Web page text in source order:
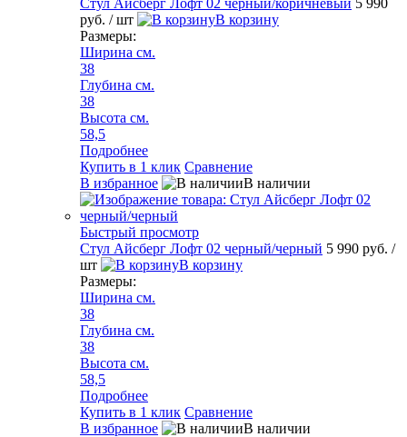
руб. / шт
В корзину
Размеры:
Ширина см.
38
Глубина см.
38
Высота см.
58,5
Подробнее
Купить в 1 клик Сравнение
В избранное
В наличии
Быстрый просмотр
Стул Айсберг Лофт 02 черный/черный 5 990 руб. /
шт
В корзину
Размеры:
Ширина см.
38
Глубина см.
38
Высота см.
58,5
Подробнее
Купить в 1 клик Сравнение
В избранное
В наличии